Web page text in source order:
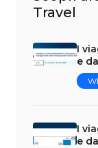
Travel
I
e
I
e